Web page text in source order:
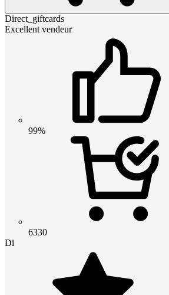
Direct_giftcards
Excellent vendeur
99%
6330
Di